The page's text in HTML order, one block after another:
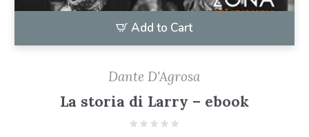
Add to Cart
Dante D'Agrosa
La storia di Larry – ebook